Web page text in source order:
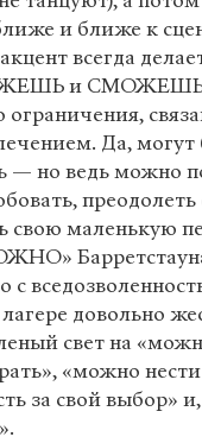
и ближе к
всегда
и СМОЖЕШЬ.
Да, могут
— но ведь можно
преодолеть
свою маленькую
с
довольно
свет на
«можно нести
за свой выбор»